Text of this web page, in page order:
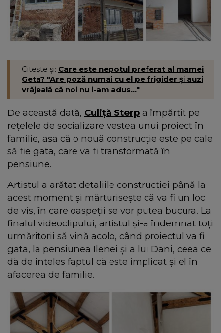
Citește și: Care este nepotul preferat al mamei
Geta? "Are poză numai cu el pe frigider și auzi
vrăjeală că noi nu i-am adus..."
De această dată, Culiță Sterp a împărțit pe
rețelele de socializare vestea unui proiect în
familie, așa că o nouă construcție este pe cale
să fie gata, care va fi transformată în
pensiune.
Artistul a arătat detaliile construcției până la
acest moment și mărturisește că va fi un loc
de vis, în care oaspeții se vor putea bucura. La
finalul videoclipului, artistul și-a îndemnat toți
urmăritorii să vină acolo, când proiectul va fi
gata, la pensiunea Ilenei și a lui Dani, ceea ce
dă de înțeles faptul că este implicat și el în
afacerea de familie.